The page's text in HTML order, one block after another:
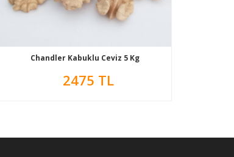
Chandler Kabuklu Ceviz 5 Kg
2475 TL